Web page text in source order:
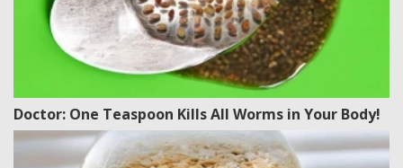
Doctor: One Teaspoon Kills All Worms in Your Body!